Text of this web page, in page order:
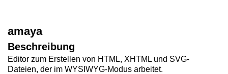
amaya
Beschreibung
Editor zum Erstellen von HTML, XHTML und SVG-
Dateien, der im WYSIWYG-Modus arbeitet.